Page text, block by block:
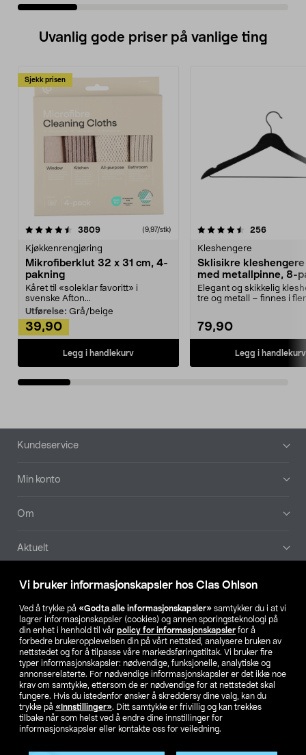
Vi bruker informasjonskapsler hos Clas Ohlson
Ved å trykke på «Godta alle informasjonskapsler» samtykker du i at vi
lagrer informasjonskapsler (cookies) og annen sporingsteknologi på
din enhet i henhold til vår policy for informasjonskapsler for å
forbedre brukeropplevelsen din på vårt nettsted, analysere bruken av
nettstedet og for å tilpasse våre markedsføringstiltak. Vi bruker fire
typer informasjonskapsler: nødvendige, funksjonelle, analytiske og
annonserelaterte. For nødvendige informasjonskapsler er det ikke noe
krav om samtykke, ettersom de er nødvendige for at nettstedet skal
fungere. Hvis du istedenfor ønsker å skreddersy dine valg, kan du
trykke på «Innstillinger». Ditt samtykke er frivillig og kan trekkes
tilbake når som helst ved å endre dine innstillinger for
informasjonskapsler eller kontakte oss for veiledning.
Uvanlig gode priser på vanlige ting
Sjekk prisen
3809anmeldelser(9,97/stk)
Kjøkkenrengjøring
Mikrofiberklut 32 x 31 cm, 4-
pakning
Kåret til «soleklar favoritt» i
svenske Afton...
Utførelse: Grå/beige
39,90
Legg i handlekurv
4.5av 5 stjerner 256
Kleshengere
Sklisikre
med metallpinne, 8-
Elegant og skikkelig
tre og metall – finnes i
79,90
Legg i handlekurv
4.5av 5 stjerner
Bunntekst
Kundeservice
Min konto
Om
Aktuelt
Våre selskaper
Finn din butikk
SE NO FI